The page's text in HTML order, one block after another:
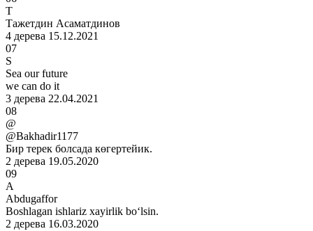
Т
Тажетдин Асаматдинов
4 дерева 15.12.2021
07
S
Sea our future
we can do it
3 дерева 22.04.2021
08
@
@Bakhadir1177
Бир терек болсада көгертейик.
2 дерева 19.05.2020
09
A
Abdugaffor
Boshlagan ishlariz xayirlik boʻlsin.
2 дерева 16.03.2020